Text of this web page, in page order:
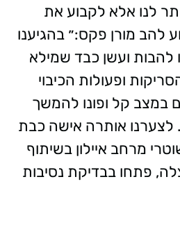
לנו אלא לקבוע את
להב מורן פקס:״ בהגיענו
להבות ועשן כבד שמילא
ופעולות הכיבוי
במצב קל ופונו להמשך
לצערנו אותרה אישה כבת
מרחב איילון בשיתוף
פתחו בבדיקת נסיבות